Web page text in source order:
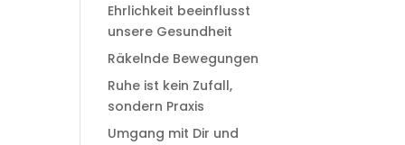
Ehrlichkeit beeinflusst
unsere Gesundheit
Räkelnde Bewegungen
Ruhe ist kein Zufall,
sondern Praxis
Umgang mit Dir und